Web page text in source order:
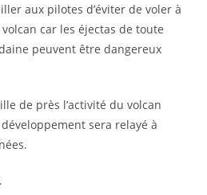
aux pilotes d’éviter de voler à
car les éjectas de toute
peuvent être dangereux
de près l’activité du volcan
sera relayé à